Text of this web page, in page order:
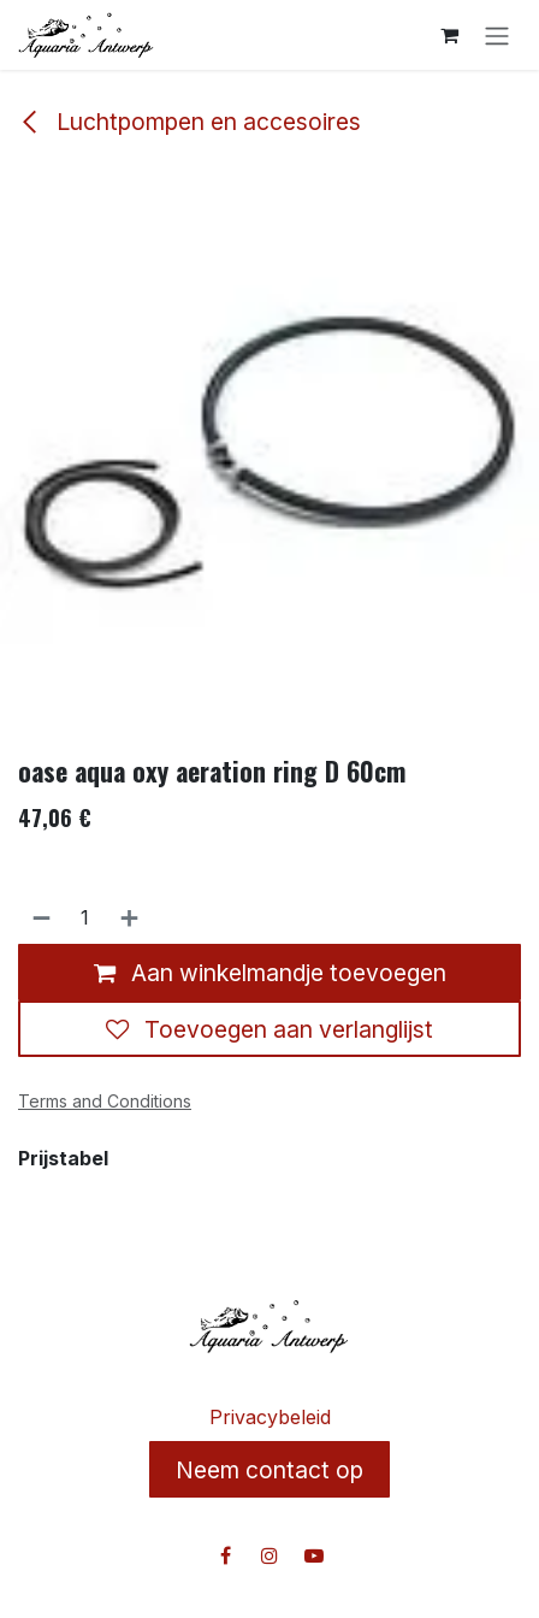
Overslaan naar inhoud
Luchtpompen en accesoires
oase aqua oxy aeration ring D 60cm
47,06 €
Aan winkelmandje toevoegen
Toevoegen aan verlanglijst
Terms and Conditions
Prijstabel
Privacybeleid
Neem contact op